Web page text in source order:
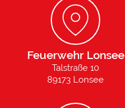
Feuerwehr Lonsee
Talstraße 10
89173 Lonsee